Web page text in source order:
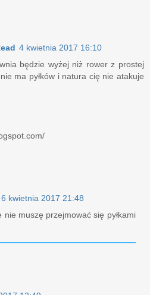
4 kwietnia 2017 16:10
będzie wyżej niż rower z prostej
ma pyłków i natura cię nie atakuje
6 kwietnia 2017 21:48
nie muszę przejmować się pyłkami